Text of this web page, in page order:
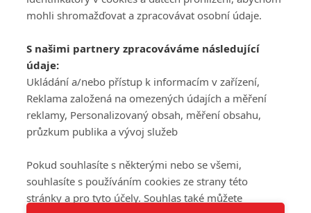
Tato stránka používá soubory cookies.
REGISTROVAT
Šéfredaktorkou webu jePetr Slavík, e-mailserialy@fandimefilmu.cz
Máte-li zájem o inzerci na našem webu napište nám na e-mail
studio@koncal.com
Ochrana osobních údajů|Zásady používání cookies |Pravidla webu
Upravit nastavení soukromí
mohli shromažďovat a zpracovávat osobní údaje.
S našimi partnery zpracováváme následující
údaje:
Ukládání a/nebo přístup k informacím v zařízení,
Reklama založená na omezených údajích a měření
reklamy, Personalizovaný obsah, měření obsahu,
průzkum publika a vývoj služeb
Pokud souhlasíte s některými nebo se všemi,
souhlasíte s používáním cookies ze strany této
stránky a pro tyto účely. Souhlas také můžete